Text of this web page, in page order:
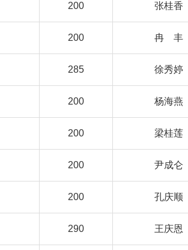
200 张桂香
200 冉 丰
285 徐秀婷
200 杨海燕
200 梁桂莲
200 尹成仑
200 孔庆顺
290 王庆恩